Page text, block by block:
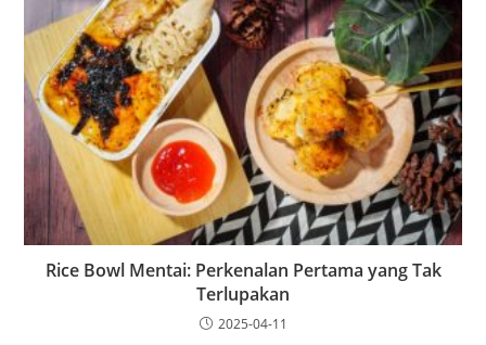
Rice Bowl Mentai: Perkenalan Pertama yang Tak
Terlupakan
2025-04-11